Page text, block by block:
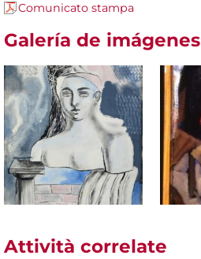
Comunicato stampa
Galería de imágenes
Attività correlate